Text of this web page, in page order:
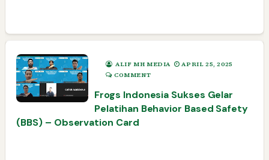
ALIF MH MEDIA
APRIL 25, 2025
COMMENT
Frogs Indonesia Sukses Gelar
Pelatihan Behavior Based Safety
(BBS) – Observation Card